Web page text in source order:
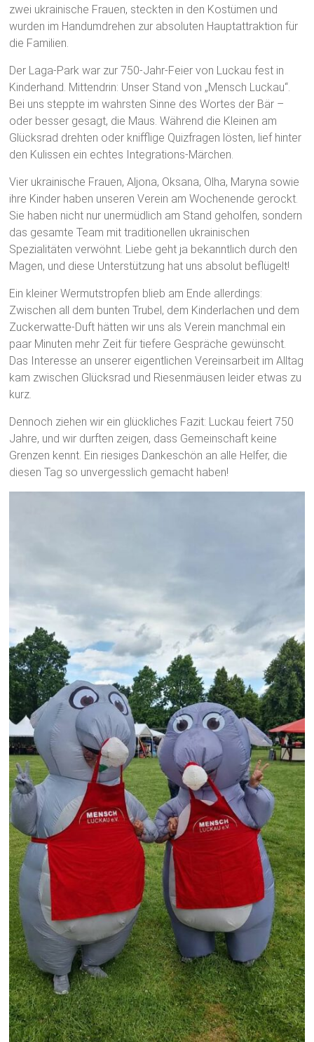
zwei ukrainische Frauen, steckten in den Kostümen und
wurden im Handumdrehen zur absoluten Hauptattraktion für
die Familien.
Der Laga-Park war zur 750-Jahr-Feier von Luckau fest in
Kinderhand. Mittendrin: Unser Stand von „Mensch Luckau“.
Bei uns steppte im wahrsten Sinne des Wortes der Bär –
oder besser gesagt, die Maus. Während die Kleinen am
Glücksrad drehten oder knifflige Quizfragen lösten, lief hinter
den Kulissen ein echtes Integrations-Märchen.
Vier ukrainische Frauen, Aljona, Oksana, Olha, Maryna sowie
ihre Kinder haben unseren Verein am Wochenende gerockt.
Sie haben nicht nur unermüdlich am Stand geholfen, sondern
das gesamte Team mit traditionellen ukrainischen
Spezialitäten verwöhnt. Liebe geht ja bekanntlich durch den
Magen, und diese Unterstützung hat uns absolut beflügelt!
Ein kleiner Wermutstropfen blieb am Ende allerdings:
Zwischen all dem bunten Trubel, dem Kinderlachen und dem
Zuckerwatte-Duft hätten wir uns als Verein manchmal ein
paar Minuten mehr Zeit für tiefere Gespräche gewünscht.
Das Interesse an unserer eigentlichen Vereinsarbeit im Alltag
kam zwischen Glücksrad und Riesenmäusen leider etwas zu
kurz.
Dennoch ziehen wir ein glückliches Fazit: Luckau feiert 750
Jahre, und wir durften zeigen, dass Gemeinschaft keine
Grenzen kennt. Ein riesiges Dankeschön an alle Helfer, die
diesen Tag so unvergesslich gemacht haben!